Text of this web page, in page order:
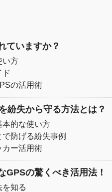
ていますか？
い方
ド
の活用術
紛失から守る方法とは？
本的な使い方
防げる紛失事例
カー活用術
GPSの驚くべき活用法！
知る